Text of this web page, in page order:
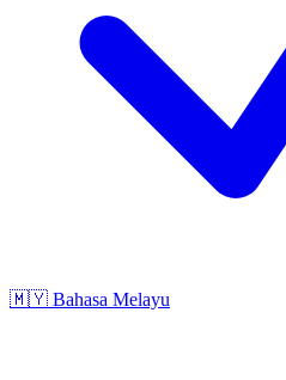
🇲🇾 Bahasa Melayu